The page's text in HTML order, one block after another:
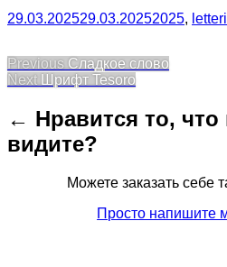
29.03.202529.03.20252025,
Post
navigation
Previous Previous
post:
Сладкое слово
Next Next
Шрифт Tesoro
← Нравится то,
видите?
Можете заказать себе
Просто напишите